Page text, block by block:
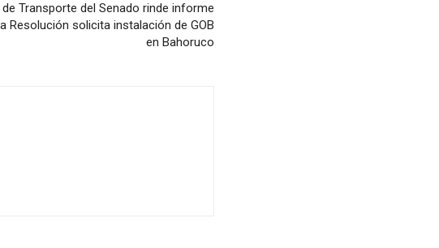
Transporte del Senado rinde informe
Resolución solicita instalación de GOB
en Bahoruco